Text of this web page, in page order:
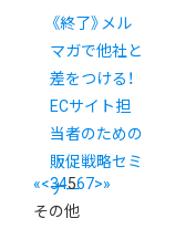
《終了》メル
マガで他社と
差をつける！
ECサイト担
当者のための
販促戦略セミ
ナー
«<34567>»
その他